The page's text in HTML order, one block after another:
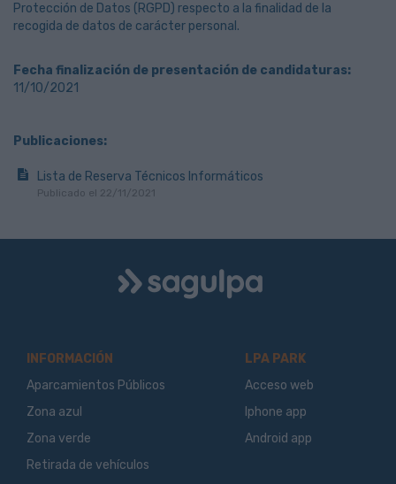
Protección de Datos (RGPD) respecto a la finalidad de la
recogida de datos de carácter personal.
Fecha finalización de presentación de candidaturas:
11/10/2021
Publicaciones:
Lista de Reserva Técnicos Informáticos
Publicado el 22/11/2021
Logo
Sagulpa
INFORMACIÓN
Aparcamientos Públicos
Zona azul
Zona verde
Retirada de vehículos
LPA PARK
Acceso web
Iphone app
Android app